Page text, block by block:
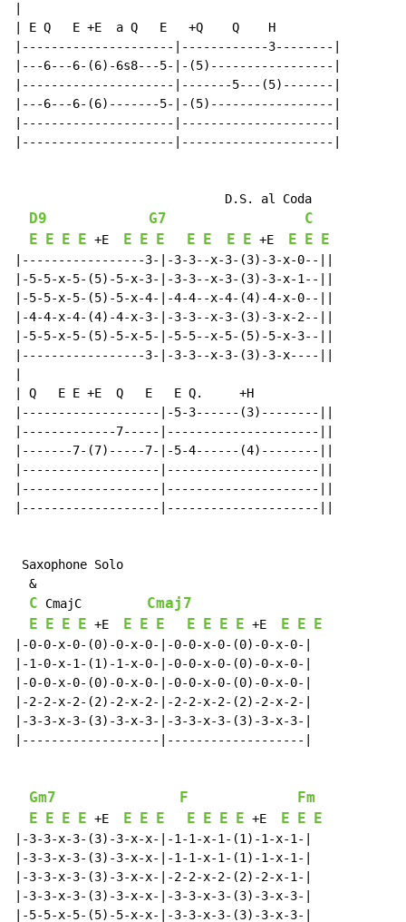
| E Q   E +E  a Q   E   +Q    Q    H
|---------------------|------------3--------|
|---6---6-(6)-6s8---5-|-(5)-----------------|
|---------------------|-------5---(5)-------|
|---6---6-(6)-------5-|-(5)-----------------|
|---------------------|---------------------|
|---------------------|---------------------|
                             D.S. al Coda
D9 G7
C
E
E E E +E E E E E E E E +E E E E
|-----------------3-|-3-3--x-3-(3)-3-x-0--||
|-5-5-x-5-(5)-5-x-3-|-3-3--x-3-(3)-3-x-1--||
|-5-5-x-5-(5)-5-x-4-|-4-4--x-4-(4)-4-x-0--||
|-4-4-x-4-(4)-4-x-3-|-3-3--x-3-(3)-3-x-2--||
|-5-5-x-5-(5)-5-x-5-|-5-5--x-5-(5)-5-x-3--||
|-----------------3-|-3-3--x-3-(3)-3-x----||
| Q   E E +E  Q   E   E Q.     +H
|-------------------|-5-3------(3)--------||
|-------------7-----|---------------------||
|-------7-(7)-----7-|-5-4------(4)--------||
|-------------------|---------------------||
|-------------------|---------------------||
|-------------------|---------------------||
Saxophone Solo
  &
C CmajC Cmaj7
E
E E E +E E E E E E E E +E E E E
|-0-0-x-0-(0)-0-x-0-|-0-0-x-0-(0)-0-x-0-|
|-1-0-x-1-(1)-1-x-0-|-0-0-x-0-(0)-0-x-0-|
|-0-0-x-0-(0)-0-x-0-|-0-0-x-0-(0)-0-x-0-|
|-2-2-x-2-(2)-2-x-2-|-2-2-x-2-(2)-2-x-2-|
|-3-3-x-3-(3)-3-x-3-|-3-3-x-3-(3)-3-x-3-|
|-------------------|-------------------|
Gm7 F
Fm
E
E E E +E E E E E E E E +E E E E
|-3-3-x-3-(3)-3-x-x-|-1-1-x-1-(1)-1-x-1-|
|-3-3-x-3-(3)-3-x-x-|-1-1-x-1-(1)-1-x-1-|
|-3-3-x-3-(3)-3-x-x-|-2-2-x-2-(2)-2-x-1-|
|-3-3-x-3-(3)-3-x-x-|-3-3-x-3-(3)-3-x-3-|
|-5-5-x-5-(5)-5-x-x-|-3-3-x-3-(3)-3-x-3-|